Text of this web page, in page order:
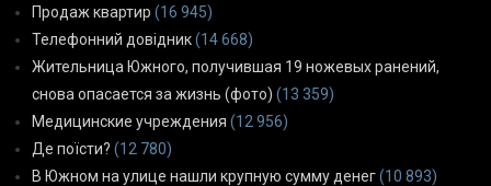
Продаж квартир (16 945)
Телефонний довідник(14 668)
Жительница Южного, получившая 19 ножевых ранений,
снова опасается за жизнь (фото) (13 359)
Медицинские учреждения (12 956)
Де поїсти? (12 780)
В Южном на улице нашли крупную сумму денег(10 893)